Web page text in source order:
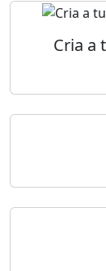
Cria a